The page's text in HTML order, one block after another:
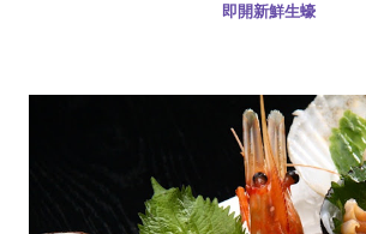
即開新鮮生蠔